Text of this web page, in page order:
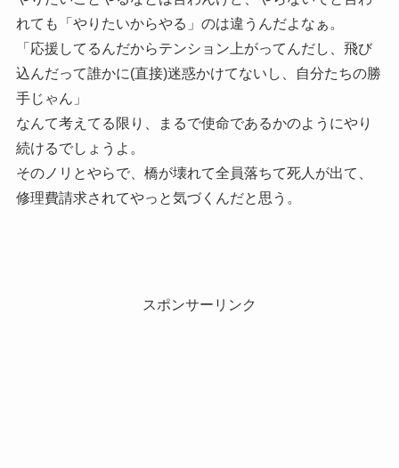
れても「やりたいからやる」のは違うんだよなぁ。
「応援してるんだからテンション上がってんだし、飛び
込んだって誰かに(直接)迷惑かけてないし、自分たちの勝
手じゃん」
なんて考えてる限り、まるで使命であるかのようにやり
続けるでしょうよ。
そのノリとやらで、橋が壊れて全員落ちて死人が出て、
修理費請求されてやっと気づくんだと思う。
スポンサーリンク